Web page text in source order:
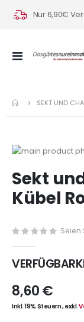
Nur 6,90€
Navigation
SEKT UND
Zum
der
Bildergalerie
springen
Anfang
der
Bildergalerie
Sekt
Kübel
Seien
8,60 €
Inkl. 19% Steuern,exkl.